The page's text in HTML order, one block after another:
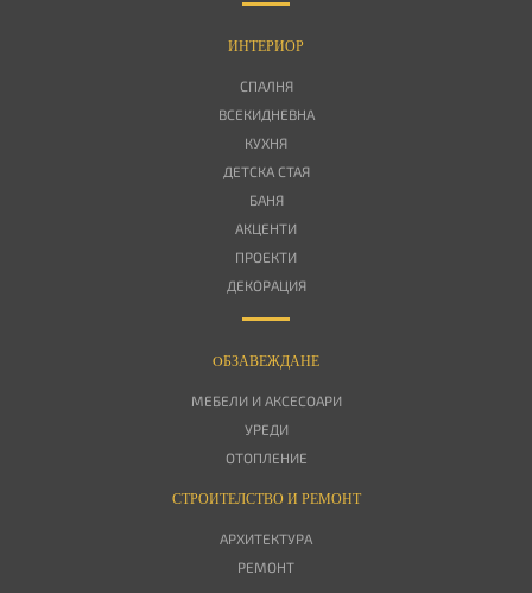
ИНТЕРИОР
СПАЛНЯ
ВСЕКИДНЕВНА
КУХНЯ
ДЕТСКА СТАЯ
БАНЯ
АКЦЕНТИ
ПРОЕКТИ
ДЕКОРАЦИЯ
OБЗАВЕЖДАНЕ
МЕБЕЛИ И АКСЕСОАРИ
УРЕДИ
ОТОПЛЕНИЕ
СТРОИТЕЛСТВО И РЕМОНТ
АРХИТЕКТУРА
РЕМОНТ